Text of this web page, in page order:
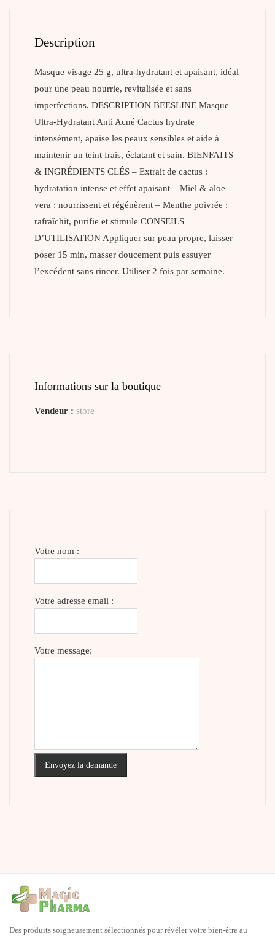
Description
Masque visage 25 g, ultra-hydratant et apaisant, idéal
pour une peau nourrie, revitalisée et sans
imperfections. DESCRIPTION BEESLINE Masque
Ultra-Hydratant Anti Acné Cactus hydrate
intensément, apaise les peaux sensibles et aide à
maintenir un teint frais, éclatant et sain. BIENFAITS
& INGRÉDIENTS CLÉS – Extrait de cactus :
hydratation intense et effet apaisant – Miel & aloe
vera : nourrissent et régénèrent – Menthe poivrée :
rafraîchit, purifie et stimule CONSEILS
D’UTILISATION Appliquer sur peau propre, laisser
poser 15 min, masser doucement puis essuyer
l’excédent sans rincer. Utiliser 2 fois par semaine.
Informations sur la boutique
Vendeur : store
Votre nom :
Votre adresse email :
Votre message:
Envoyez la demande
Des produits soigneusement sélectionnés pour révéler votre bien-être au